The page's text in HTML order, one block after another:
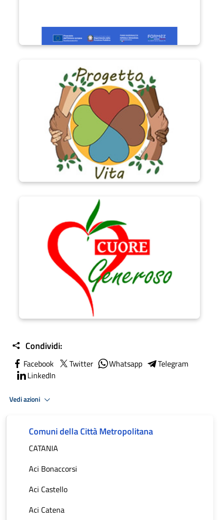
Progetto Cuore Generoso
Condividi:
Facebook Twitter Whatsapp
Telegram
LinkedIn
Vedi azioni
Comuni della Città Metropolitana
CATANIA
Aci Bonaccorsi
Aci Castello
Aci Catena